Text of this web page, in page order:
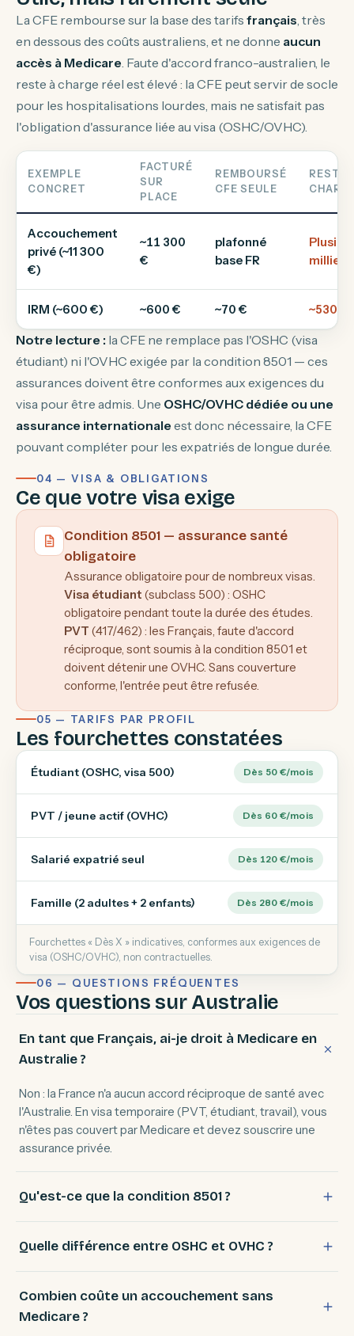
La CFE rembourse sur la base des tarifs français, très
en dessous des coûts australiens, et ne donne aucun
accès à Medicare. Faute d'accord franco-australien, le
reste à charge réel est élevé : la CFE peut servir de socle
pour les hospitalisations lourdes, mais ne satisfait pas
l'obligation d'assurance liée au visa (OSHC/OVHC).
EXEMPLE
CONCRET
FACTURÉ
SUR
PLACE
REMBOURSÉ
CFE SEULE
RESTE
Accouchement
privé (~11 300
€)
~11 300
€
plafonné
base FR
milliers
IRM (~600 €) ~600 € ~70 € ~530 €
Notre lecture : la CFE ne remplace pas l'OSHC (visa
étudiant) ni l'OVHC exigée par la condition 8501 — ces
assurances doivent être conformes aux exigences du
visa pour être admis. Une OSHC/OVHC dédiée ou une
assurance internationale est donc nécessaire, la CFE
pouvant compléter pour les expatriés de longue durée.
04 — VISA & OBLIGATIONS
Ce que votre visa exige
Condition 8501 — assurance santé
obligatoire
Assurance obligatoire pour de nombreux visas.
Visa étudiant (subclass 500) : OSHC
obligatoire pendant toute la durée des études.
PVT (417/462) : les Français, faute d'accord
réciproque, sont soumis à la condition 8501 et
doivent détenir une OVHC. Sans couverture
conforme, l'entrée peut être refusée.
05 — TARIFS PAR PROFIL
Les fourchettes constatées
Étudiant (OSHC, visa 500) Dès 50 €/mois
PVT / jeune actif (OVHC) Dès 60 €/mois
Salarié expatrié seul Dès 120 €/mois
Famille (2 adultes + 2 enfants) Dès 280 €/mois
Fourchettes « Dès X » indicatives, conformes aux exigences de
visa (OSHC/OVHC), non contractuelles.
06 — QUESTIONS FRÉQUENTES
Vos questions sur Australie
En tant que Français, ai-je droit à Medicare en
Australie ?
Non : la France n'a aucun accord réciproque de santé avec
l'Australie. En visa temporaire (PVT, étudiant, travail), vous
n'êtes pas couvert par Medicare et devez souscrire une
assurance privée.
Qu'est-ce que la condition 8501 ?
Quelle différence entre OSHC et OVHC ?
Combien coûte un accouchement sans
Medicare ?